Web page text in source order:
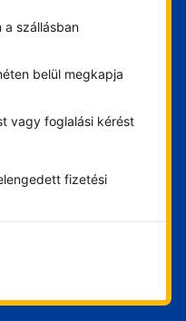
a szállásban
belül megkapja
vagy foglalási kérést
fizetési